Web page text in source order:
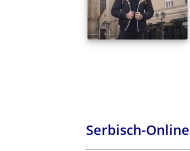
Serbisch-